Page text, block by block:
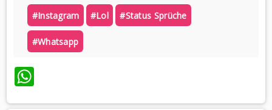
#instagram #lol #status Sprüche
#whatsapp
WhatsApp